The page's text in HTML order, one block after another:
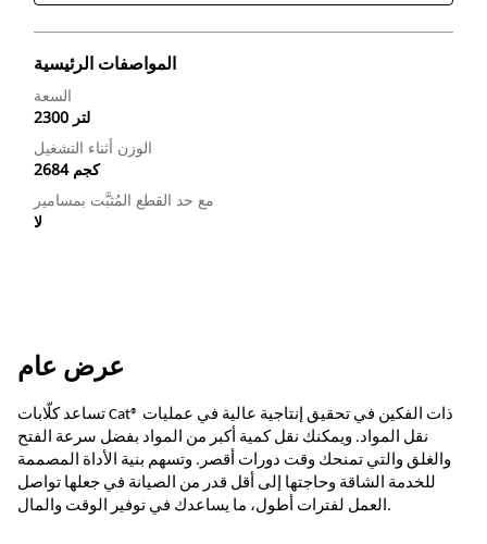
المواصفات الرئيسية
السعة
2300 لتر
الوزن أثناء التشغيل
2684 كجم
مع حد القطع المُثبَّت بمسامير
لا
عرض عام
تساعد كلّابات Cat® ذات الفكين في تحقيق إنتاجية عالية في عمليات
نقل المواد. ويمكنك نقل كمية أكبر من المواد بفضل سرعة الفتح
والغلق والتي تمنحك وقت دورات أقصر. وتسهم بنية الأداة المصممة
للخدمة الشاقة وحاجتها إلى أقل قدر من الصيانة في جعلها تواصل
العمل لفترات أطول، ما يساعدك في توفير الوقت والمال.